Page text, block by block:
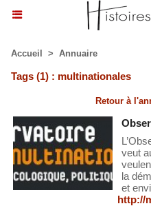
Accueil > Annuaire
Tags (1) : multinationales
Retour à
veut
la
et
http://